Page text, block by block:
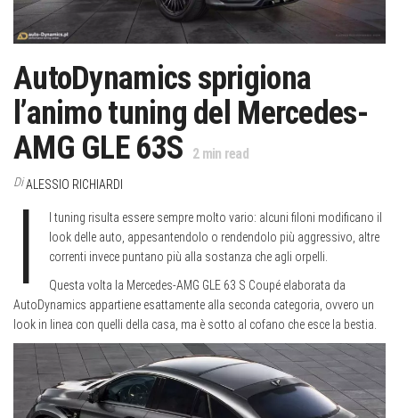
AutoDynamics sprigiona
l’animo tuning del Mercedes-
AMG GLE 63S
2min read
DiALESSIO RICHIARDI
I
l tuning risulta essere sempre molto vario: alcuni filoni modificano il
look delle auto, appesantendolo o rendendolo più aggressivo, altre
correnti invece puntano più alla sostanza che agli orpelli.
Questa volta la Mercedes-AMG GLE 63 S Coupé elaborata da
AutoDynamics appartiene esattamente alla seconda categoria, ovvero un
look in linea con quelli della casa, ma è sotto al cofano che esce la bestia.